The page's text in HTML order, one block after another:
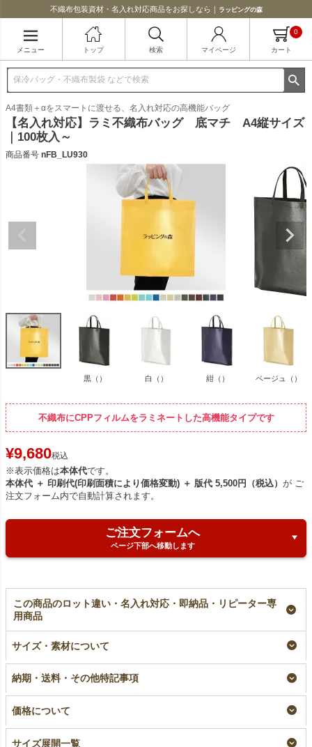
不織布包装資材・名入れ対応商品をお探しなら｜ ラッピングの森
メニュー トップ 検索 マイページ カート
0
A4書類＋αをスマートに渡せる、名入れ対応の高機能バッグ
【名入れ対応】ラミ不織布バッグ 底マチ A4縦サイズ
｜100枚入～
商品番号 nFB_LU930
黒（） 白（） 紺（） ベージュ（）
不織布にCPPフィルムをラミネートした高機能タイプです
¥9,680税込
※表示価格は本体代です。
本体代 ＋ 印刷代(印刷面積により価格変動) ＋ 版代 5,500円（税込） が ご
注文フォーム内で自動計算されます。
ご注文フォームへ
ページ下部へ移動します
この商品のロット違い・名入れ対応・即納品・リピーター専
用商品
マチ A4縦サイズ｜
即納品｜ラミ
～
専用】ラミ不織布バッ
¥9,680税込
サイズ・素材について
納期・送料・その他特記事項
価格について
サイズ展開一覧